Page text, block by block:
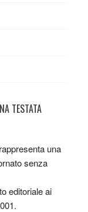
TESTATA
una
senza
editoriale ai